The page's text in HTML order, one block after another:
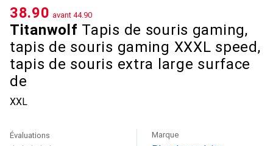
Titanwolf Tapis de souris gaming,
tapis de souris gaming XXXL speed,
tapis de souris extra large surface
de
XXL
CHF
38.90 avant CHF
44.90
Évaluations Marque